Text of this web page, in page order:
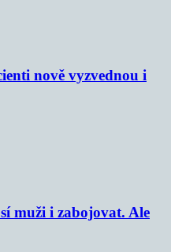
nově vyzvednou i
muži i zabojovat. Ale